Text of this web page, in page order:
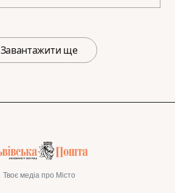
Завантажити ще
Твоє медіа про Місто